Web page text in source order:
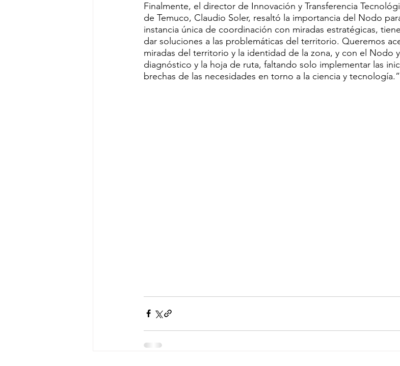
Finalmente, el director de Innovación y Transferencia
de Temuco, Claudio Soler, resaltó la importancia del Nodo
instancia única de coordinación con miradas estratégicas,
dar soluciones a las problemáticas del territorio. Queremos
miradas del territorio y la identidad de la zona, y con el Nodo
diagnóstico y la hoja de ruta, faltando solo implementar las
brechas de las necesidades en torno a la ciencia y tecnología.”